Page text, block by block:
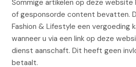
Sommige artikelen op deze website
of gesponsorde content bevatten.
Fashion & Lifestyle een vergoeding
wanneer u via een link op deze
dienst aanschaft. Dit heeft geen
betaalt.